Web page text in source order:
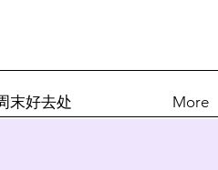
末好去处 More